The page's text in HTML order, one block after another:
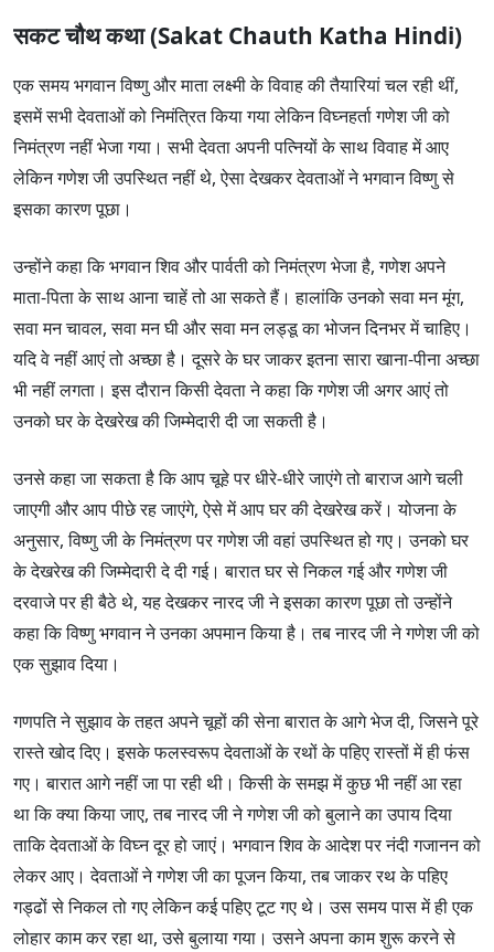
सकट चौथ कथा (Sakat Chauth Katha Hindi)
एक समय भगवान विष्णु और माता लक्ष्मी के विवाह की तैयारियां चल रही थीं,
इसमें सभी देवताओं को निमंत्रित किया गया लेकिन विघ्नहर्ता गणेश जी को
निमंत्रण नहीं भेजा गया। सभी देवता अपनी पत्नियों के साथ विवाह में आए
लेकिन गणेश जी उपस्थित नहीं थे, ऐसा देखकर देवताओं ने भगवान विष्णु से
इसका कारण पूछा।
उन्होंने कहा कि भगवान शिव और पार्वती को निमंत्रण भेजा है, गणेश अपने
माता-पिता के साथ आना चाहें तो आ सकते हैं। हालांकि उनको सवा मन मूंग,
सवा मन चावल, सवा मन घी और सवा मन लड्डू का भोजन दिनभर में चाहिए।
यदि वे नहीं आएं तो अच्छा है। दूसरे के घर जाकर इतना सारा खाना-पीना अच्छा
भी नहीं लगता। इस दौरान किसी देवता ने कहा कि गणेश जी अगर आएं तो
उनको घर के देखरेख की जिम्मेदारी दी जा सकती है।
उनसे कहा जा सकता है कि आप चूहे पर धीरे-धीरे जाएंगे तो बाराज आगे चली
जाएगी और आप पीछे रह जाएंगे, ऐसे में आप घर की देखरेख करें। योजना के
अनुसार, विष्णु जी के निमंत्रण पर गणेश जी वहां उपस्थित हो गए। उनको घर
के देखरेख की जिम्मेदारी दे दी गई। बारात घर से निकल गई और गणेश जी
दरवाजे पर ही बैठे थे, यह देखकर नारद जी ने इसका कारण पूछा तो उन्होंने
कहा कि विष्णु भगवान ने उनका अपमान किया है। तब नारद जी ने गणेश जी को
एक सुझाव दिया।
गणपति ने सुझाव के तहत अपने चूहों की सेना बारात के आगे भेज दी, जिसने पूरे
रास्ते खोद दिए। इसके फलस्वरूप देवताओं के रथों के पहिए रास्तों में ही फंस
गए। बारात आगे नहीं जा पा रही थी। किसी के समझ में कुछ भी नहीं आ रहा
था कि क्या किया जाए, तब नारद जी ने गणेश जी को बुलाने का उपाय दिया
ताकि देवताओं के विघ्न दूर हो जाएं। भगवान शिव के आदेश पर नंदी गजानन को
लेकर आए। देवताओं ने गणेश जी का पूजन किया, तब जाकर रथ के पहिए
गड्ढों से निकल तो गए लेकिन कई पहिए टूट गए थे। उस समय पास में ही एक
लोहार काम कर रहा था, उसे बुलाया गया। उसने अपना काम शुरू करने से